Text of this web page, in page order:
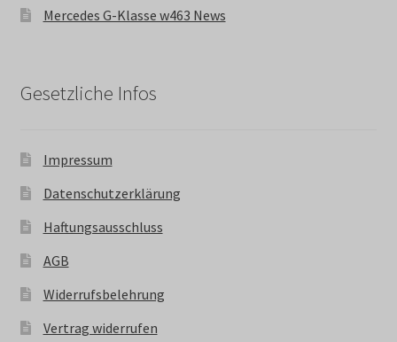
Mercedes G-Klasse w463 News
Gesetzliche Infos
Impressum
Datenschutzerklärung
Haftungsausschluss
AGB
Widerrufsbelehrung
Vertrag widerrufen